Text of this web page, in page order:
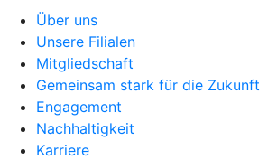
Über uns
Unsere Filialen
Mitgliedschaft
Gemeinsam stark für die Zukunft
Engagement
Nachhaltigkeit
Karriere